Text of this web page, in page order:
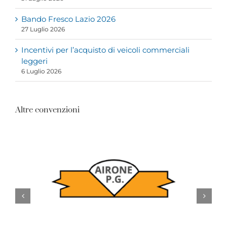
Bando Fresco Lazio 2026
27 Luglio 2026
Incentivi per l’acquisto di veicoli commerciali
leggeri
6 Luglio 2026
Altre convenzioni